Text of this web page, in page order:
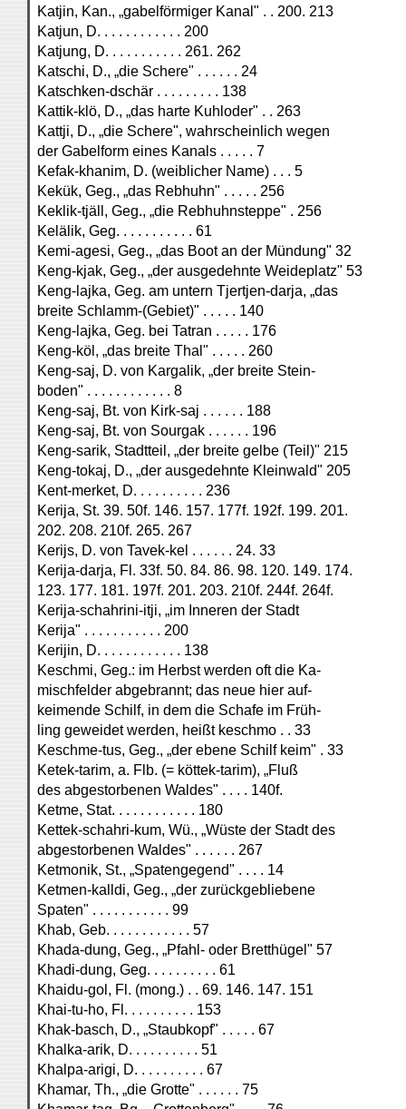
Katjin, Kan., „gabelförmiger Kanal" . . 200. 213
Katjun, D. . . . . . . . . . . . 200
Katjung, D. . . . . . . . . . . 261. 262
Katschi, D., „die Schere" . . . . . . 24
Katschken-dschär . . . . . . . . . 138
Kattik-klö, D., „das harte Kuhloder" . . 263
Kattji, D., „die Schere", wahrscheinlich wegen
der Gabelform eines Kanals . . . . . 7
Kefak-khanim, D. (weiblicher Name) . . . 5
Kekük, Geg., „das Rebhuhn" . . . . . 256
Keklik-tjäll, Geg., „die Rebhuhnsteppe" . 256
Kelälik, Geg. . . . . . . . . . . 61
Kemi-agesi, Geg., „das Boot an der Mündung" 32
Keng-kjak, Geg., „der ausgedehnte Weideplatz" 53
Keng-lajka, Geg. am untern Tjertjen-darja, „das
breite Schlamm-(Gebiet)" . . . . . 140
Keng-lajka, Geg. bei Tatran . . . . . 176
Keng-köl, „das breite Thal" . . . . . 260
Keng-saj, D. von Kargalik, „der breite Stein-
boden" . . . . . . . . . . . . 8
Keng-saj, Bt. von Kirk-saj . . . . . . 188
Keng-saj, Bt. von Sourgak . . . . . . 196
Keng-sarik, Stadtteil, „der breite gelbe (Teil)" 215
Keng-tokaj, D., „der ausgedehnte Kleinwald" 205
Kent-merket, D. . . . . . . . . . 236
Kerija, St. 39. 50f. 146. 157. 177f. 192f. 199. 201.
202. 208. 210f. 265. 267
Kerijs, D. von Tavek-kel . . . . . . 24. 33
Kerija-darja, Fl. 33f. 50. 84. 86. 98. 120. 149. 174.
123. 177. 181. 197f. 201. 203. 210f. 244f. 264f.
Kerija-schahrini-itji, „im Inneren der Stadt
Kerija" . . . . . . . . . . . 200
Kerijin, D. . . . . . . . . . . . 138
Keschmi, Geg.: im Herbst werden oft die Ka-
mischfelder abgebrannt; das neue hier auf-
keimende Schilf, in dem die Schafe im Früh-
ling geweidet werden, heißt keschmo . . 33
Keschme-tus, Geg., „der ebene Schilf keim" . 33
Ketek-tarim, a. Flb. (= köttek-tarim), „Fluß
des abgestorbenen Waldes" . . . . 140f.
Ketme, Stat. . . . . . . . . . . . 180
Kettek-schahri-kum, Wü., „Wüste der Stadt des
abgestorbenen Waldes" . . . . . . 267
Ketmonik, St., „Spatengegend" . . . . 14
Ketmen-kalldi, Geg., „der zurückgebliebene
Spaten" . . . . . . . . . . . 99
Khab, Geb. . . . . . . . . . . . 57
Khada-dung, Geg., „Pfahl- oder Bretthügel" 57
Khadi-dung, Geg. . . . . . . . . . 61
Khaidu-gol, Fl. (mong.) . . 69. 146. 147. 151
Khai-tu-ho, Fl. . . . . . . . . . 153
Khak-basch, D., „Staubkopf" . . . . . 67
Khalka-arik, D. . . . . . . . . . 51
Khalpa-arigi, D. . . . . . . . . . 67
Khamar, Th., „die Grotte" . . . . . . 75